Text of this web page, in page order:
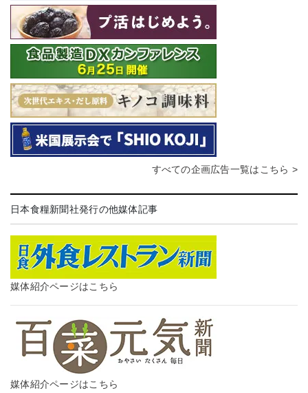
すべての企画広告一覧はこちら >
日本食糧新聞社発行の他媒体記事
媒体紹介ページはこちら
媒体紹介ページはこちら